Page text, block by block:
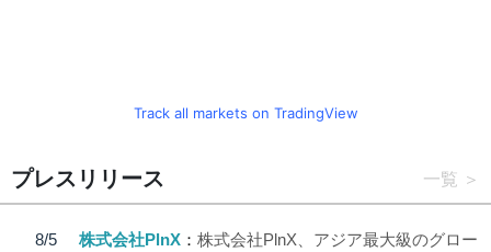
Track all markets on TradingView
プレスリリース 一覧
8/5
株式会社PlnX
株式会社PlnX、アジア最大級のグロー